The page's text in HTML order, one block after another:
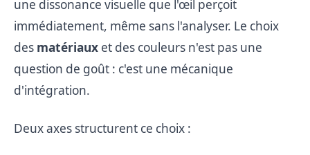
une dissonance visuelle que l'œil perçoit
immédiatement, même sans l'analyser. Le choix
des matériaux et des couleurs n'est pas une
question de goût : c'est une mécanique
d'intégration.
Deux axes structurent ce choix :